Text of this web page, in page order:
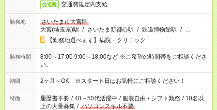
交通費 交通費規定内支給
勤務地
さいたま市大宮区
大宮(埼玉県)駅 / さいたま新都心駅 / 鉄道博物館駅 / …
【勤務地選べます】病院・クリニック
勤務時間
8:00～17:00 9:00～18:00など ※ご希望の時間帯をご相談くださ
い。
期間 2ヶ月～OK ※スタート日はお気軽にご相談ください！
特徴 履歴書不要 / 40～50代活躍中 / 服装自由 / シフト勤務 / 10名以
上の大量募集 / パソコンスキル不要